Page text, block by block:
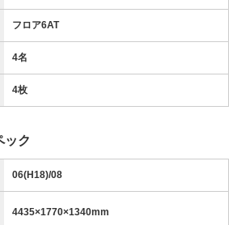
フロア6AT
4名
4枚
ック
06(H18)/08
4435×1770×1340mm